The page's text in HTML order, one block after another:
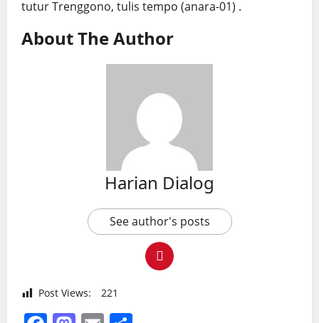
tutur Trenggono, tulis tempo (anara-01) .
About The Author
Harian Dialog
See author's posts
Post Views: 221